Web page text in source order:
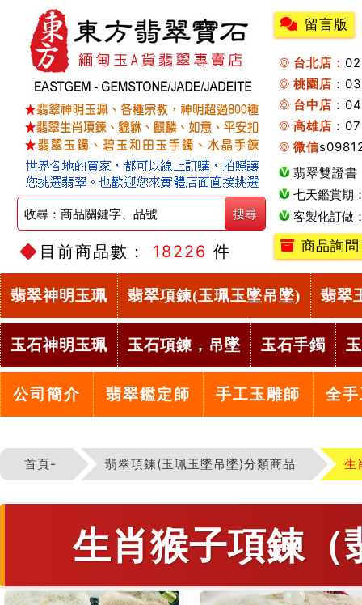
目前商品數： 18226 件
留言版
台北店：
桃園店 ：
台中店 ：
高雄店 ：
微信
翡翠雙證書
七天鑑賞期
客製化訂做
商品詢問
翡翠神明玉珮 翡翠項鍊(玉珮玉墜吊墜) 翡翠
玉石神明玉珮 玉石項鍊，吊墜 玉石手鐲
公司簡介 翡翠鑑定師 手工玉雕師 全
首頁- 翡翠項鍊(玉珮玉墜吊墜)分類商品 生
生肖猴子項鍊（